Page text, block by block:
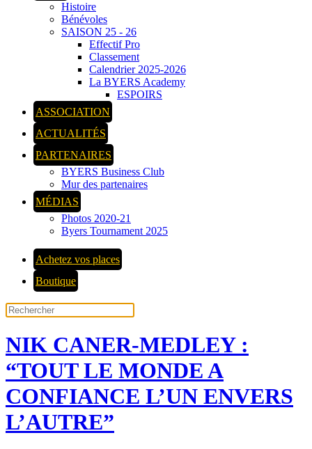
Histoire
Bénévoles
SAISON 25 - 26
Effectif Pro
Classement
Calendrier 2025-2026
La BYERS Academy
ESPOIRS
ASSOCIATION
ACTUALITÉS
PARTENAIRES
BYERS Business Club
Mur des partenaires
MÉDIAS
Photos 2020-21
Byers Tournament 2025
Achetez vos places
Boutique
NIK CANER-MEDLEY :
“TOUT LE MONDE A
CONFIANCE L’UN ENVERS
L’AUTRE”